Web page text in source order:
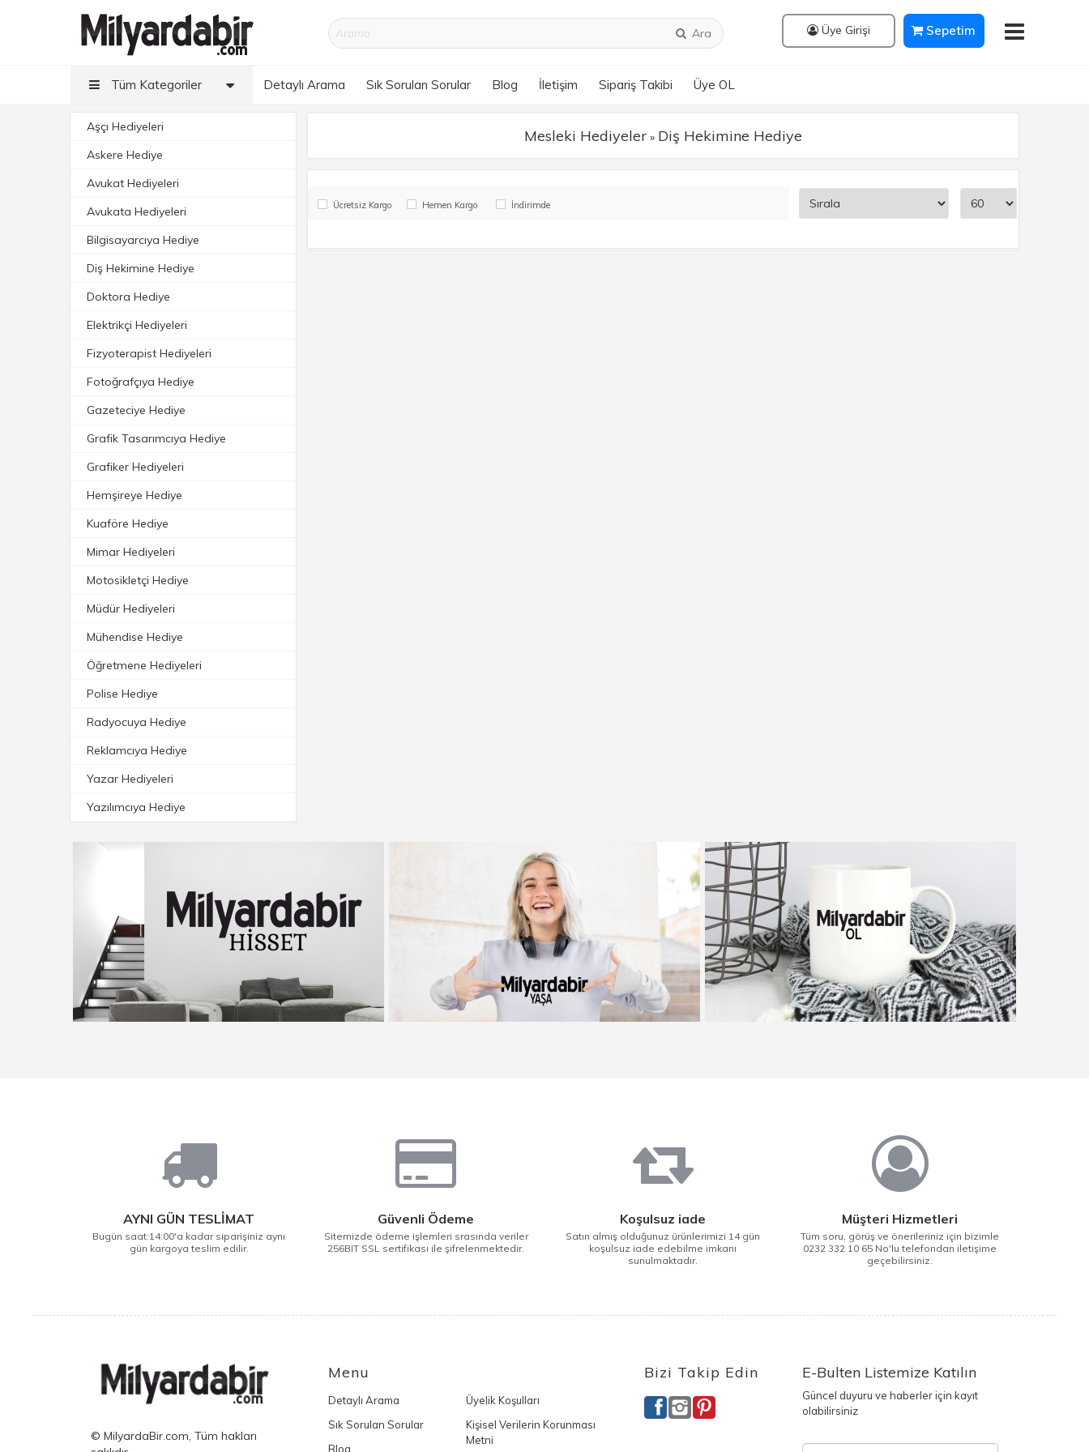
Ara Üye Girişi Sepetim
Tüm Kategoriler Detaylı Arama Sık Sorulan Sorular Blog İletişim Sipariş Takibi Üye OL
Aşçı Hediyeleri
Askere Hediye
Avukat Hediyeleri
Avukata Hediyeleri
Bilgisayarcıya Hediye
Diş Hekimine Hediye
Doktora Hediye
Elektrikçi Hediyeleri
Fizyoterapist Hediyeleri
Fotoğrafçıya Hediye
Gazeteciye Hediye
Grafik Tasarımcıya Hediye
Grafiker Hediyeleri
Hemşireye Hediye
Kuaföre Hediye
Mimar Hediyeleri
Motosikletçi Hediye
Müdür Hediyeleri
Mühendise Hediye
Öğretmene Hediyeleri
Polise Hediye
Radyocuya Hediye
Reklamcıya Hediye
Yazar Hediyeleri
Yazılımcıya Hediye
Mesleki Hediyeler» Diş Hekimine Hediye
Ücretsiz Kargo Hemen Kargo İndirimde
AYNI GÜN TESLİMAT
Bugün saat:14:00'a kadar siparişiniz aynı
gün kargoya teslim edilir.
Güvenli Ödeme
Sitemizde ödeme işlemleri srasında veriler
256BIT SSL sertifikası ile şifrelenmektedir.
Koşulsuz iade
Satın almış olduğunuz ürünlerimizi 14 gün
koşulsuz iade edebilme imkanı
sunulmaktadır.
Müşteri Hizmetleri
Tüm soru, görüş ve önerileriniz için bizimle
0232 332 10 65 No'lu telefondan iletişime
geçebilirsiniz.
© MilyardaBir.com, Tüm hakları
Menu
Detaylı Arama
Sık Sorulan Sorular
Blog
Üyelik Koşulları
Kişisel Verilerin Korunması
Metni
Bizi Takip Edin E-Bulten Listemize Katılın
Güncel duyuru ve haberler için kayıt
olabilirsiniz